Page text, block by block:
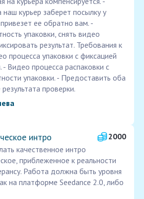
курьер заберет посылку у
ее обратно вам. -
упаковки, снять видео
результат. Требования к
процесса упаковки с фиксацией
- Видео процесса распаковки с
упаковки. - Предоставить оба
проверки.
интро
2000
качественное интро
приблеженное к реальности
Работа должна быть уровня
на платформе Seedance 2.0, либо